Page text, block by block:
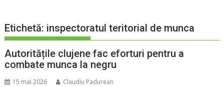
Etichetă: inspectoratul teritorial de munca
Autoritățile clujene fac eforturi pentru a
combate munca la negru
15 mai 2026 Claudiu Padurean